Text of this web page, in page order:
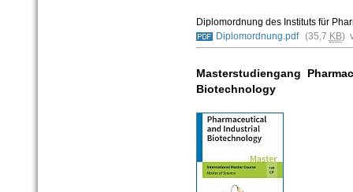
Diplomordnung des Instituts für
Diplomordnung.pdf (35,7 KB)
Masterstudiengang
Biotechnology